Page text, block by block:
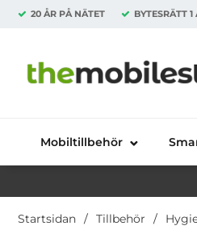
20 ÅR PÅ NÄTET BYTESRÄTT 1
Mobiltillbehör
Startsidan Tillbehör